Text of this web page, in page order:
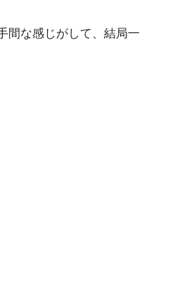
間な感じがして、結局一